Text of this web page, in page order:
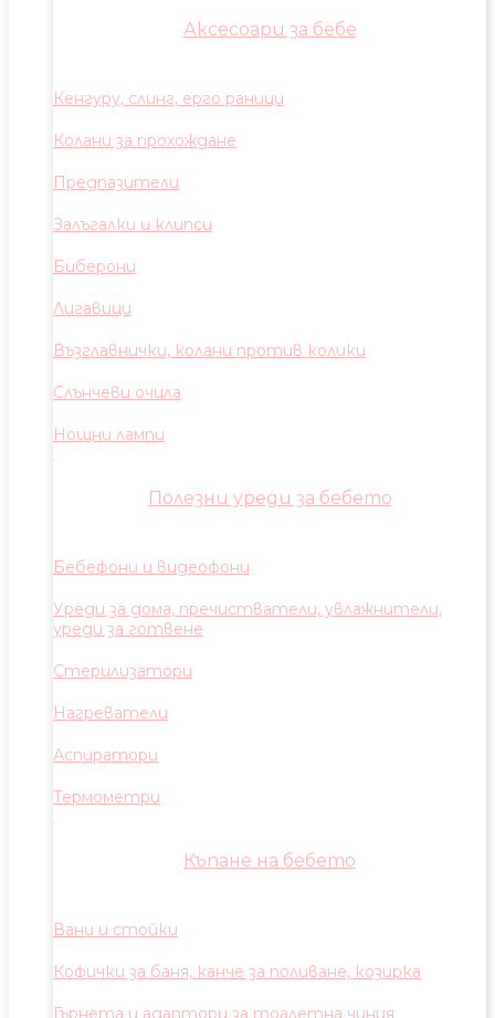
Аксесоари за бебе
Кенгуру, слинг, ерго раници
Колани за прохождане
Предпазители
Залъгалки и клипси
Биберони
Лигавици
Възглавнички, колани против колики
Слънчеви очила
Нощни лампи
Полезни уреди за бебето
Бебефони и видеофони
Уреди за дома, пречистватели, увлажнители,
уреди за готвене
Стерилизатори
Нагреватели
Аспиратори
Термометри
Къпане на бебето
Вани и стойки
Кофички за баня, канче за поливане, козирка
Гърнета и адаптори за тоалетна чиния